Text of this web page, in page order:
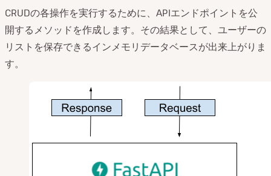
CRUDの各操作を実行するために、APIエンドポイントを公
開するメソッドを作成します。その結果として、ユーザーの
リストを保存できるインメモリデータベースが出来上がりま
す。